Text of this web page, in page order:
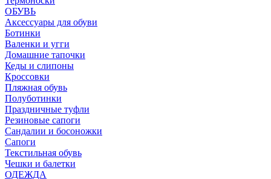
ОБУВЬ
Аксессуары для обуви
Ботинки
Валенки и угги
Домашние тапочки
Кеды и слипоны
Кроссовки
Пляжная обувь
Полуботинки
Праздничные туфли
Резиновые сапоги
Сандалии и босоножки
Сапоги
Текстильная обувь
Чешки и балетки
ОДЕЖДА